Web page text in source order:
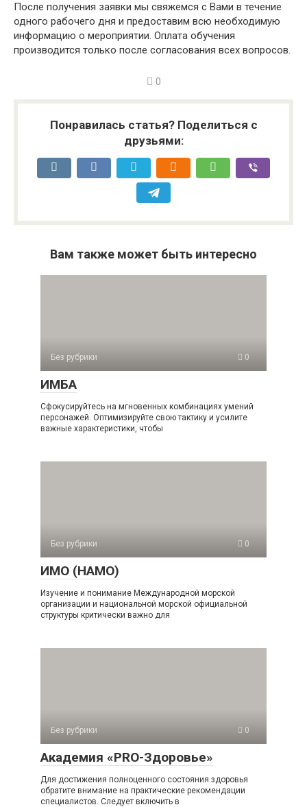
После получения заявки мы свяжемся с Вами в течение
одного рабочего дня и предоставим всю необходимую
информацию о мероприятии. Оплата обучения
производится только после согласования всех вопросов.
0
Понравилась статья? Поделиться с
друзьями:
Вам также может быть интересно
Без рубрики 0
ИМБА
Сфокусируйтесь на мгновенных комбинациях умений
персонажей. Оптимизируйте свою тактику и усилите
важные характеристики, чтобы
Без рубрики 0
ИМО (НАМО)
Изучение и понимание Международной морской
организации и национальной морской официальной
структуры критически важно для
Без рубрики 0
Академия «PRO-Здоровье»
Для достижения полноценного состояния здоровья
обратите внимание на практические рекомендации
специалистов. Следует включить в